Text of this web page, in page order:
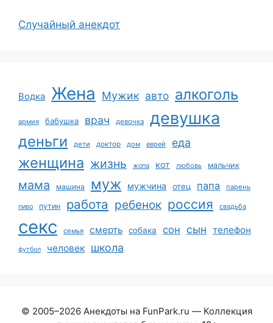
Случайный анекдот
Водка Жена Мужик авто алкоголь
армия бабушка врач девочка девушка
деньги дети доктор дом еврей еда
женщина жизнь жопа кот любовь мальчик
мама машина муж мужчина отец папа парень
пиво путин работа ребенок россия свадьба
секс семья смерть собака сон сын телефон
футбол человек школа
© 2005–2026 Анекдоты на FunPark.ru — Коллекция